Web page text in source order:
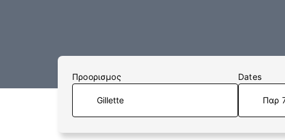
Προορισμος Dates
Παρ